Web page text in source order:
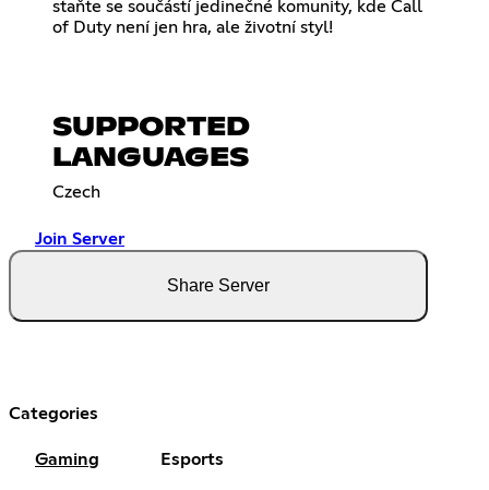
staňte se součástí jedinečné komunity, kde Call
of Duty není jen hra, ale životní styl!
SUPPORTED
LANGUAGES
Czech
Join Server
Share Server
Categories
Gaming Esports